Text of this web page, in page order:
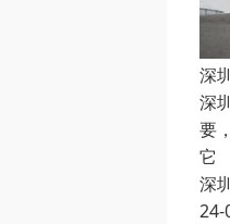
深
深
要
它
深
24-